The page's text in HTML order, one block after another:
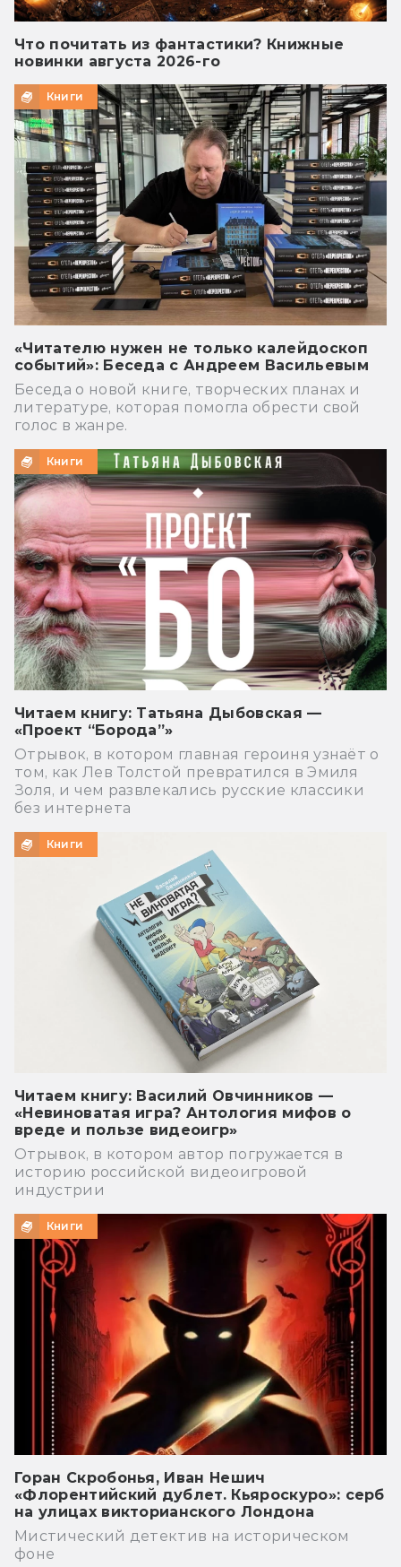
Что почитать из фантастики? Книжные
новинки августа 2026-го
Книги
«Читателю нужен не только калейдоскоп
событий»: Беседа с Андреем Васильевым
Беседа о новой книге, творческих планах и
литературе, которая помогла обрести свой
голос в жанре.
Книги
Читаем книгу: Татьяна Дыбовская —
«Проект “Борода”»
Отрывок, в котором главная героиня узнаёт о
том, как Лев Толстой превратился в Эмиля
Золя, и чем развлекались русские классики
без интернета
Книги
Читаем книгу: Василий Овчинников —
«Невиноватая игра? Антология мифов о
вреде и пользе видеоигр»
Отрывок, в котором автор погружается в
историю российской видеоигровой
индустрии
Книги
Горан Скробонья, Иван Нешич
«Флорентийский дублет. Кьяроскуро»: серб
на улицах викторианского Лондона
Мистический детектив на историческом
фоне